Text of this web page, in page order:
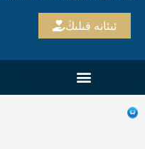
ئىئانە قىلىڭ